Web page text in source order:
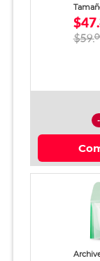
Depot
$47.
$59.